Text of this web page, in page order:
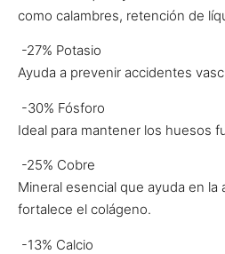
como calambres, retención de
-27% Potasio
Ayuda a prevenir accidentes
-30% Fósforo
Ideal para mantener los huesos
-25% Cobre
Mineral esencial que ayuda en
fortalece el colágeno.
-13% Calcio